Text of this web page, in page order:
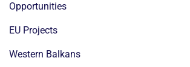
Opportunities
EU Projects
Western Balkans